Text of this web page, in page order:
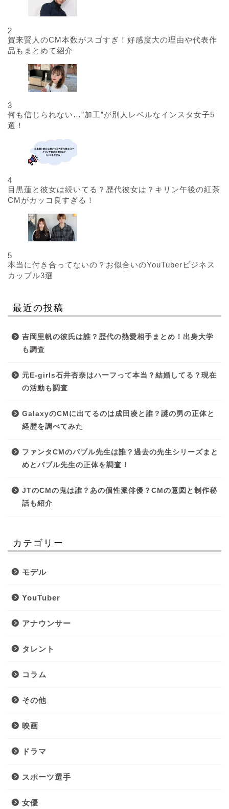
2
賀来賢人のCM本数がスゴすぎ！好感度大の理由や代表作
品もまとめて紹介
3
何も信じられない…”加工”が別人レベルなインスタ女子5
選！
4
目黒蓮と彼女は続いてる？歴代彼女は？キリン午後の紅茶
CMがカッコ良すぎる！
5
本当に付き合ってないの？お似合いのYouTuberビジネス
カップル3選
最近の投稿
吉岡里帆の彼氏は誰？歴代の熱愛相手まとめ！出身大学
も調査
元E-girls石井杏奈はハーフって本当？結婚してる？現在
の活動も調査
GalaxyのCMに出てるのは成田凌と誰？謎の男の正体と
経歴を調べてみた
ファンタCMのバブル先生は誰？過去の先生シリーズまと
めとバブル先生の正体を調査！
JTのCMの鬼は誰？あの個性派俳優？CMの意図と制作秘
話も紹介
カテゴリー
モデル
YouTuber
アナウンサー
タレント
コラム
その他
映画
ドラマ
スポーツ選手
女優